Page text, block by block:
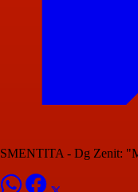
SMENTITA - Dg Zenit: